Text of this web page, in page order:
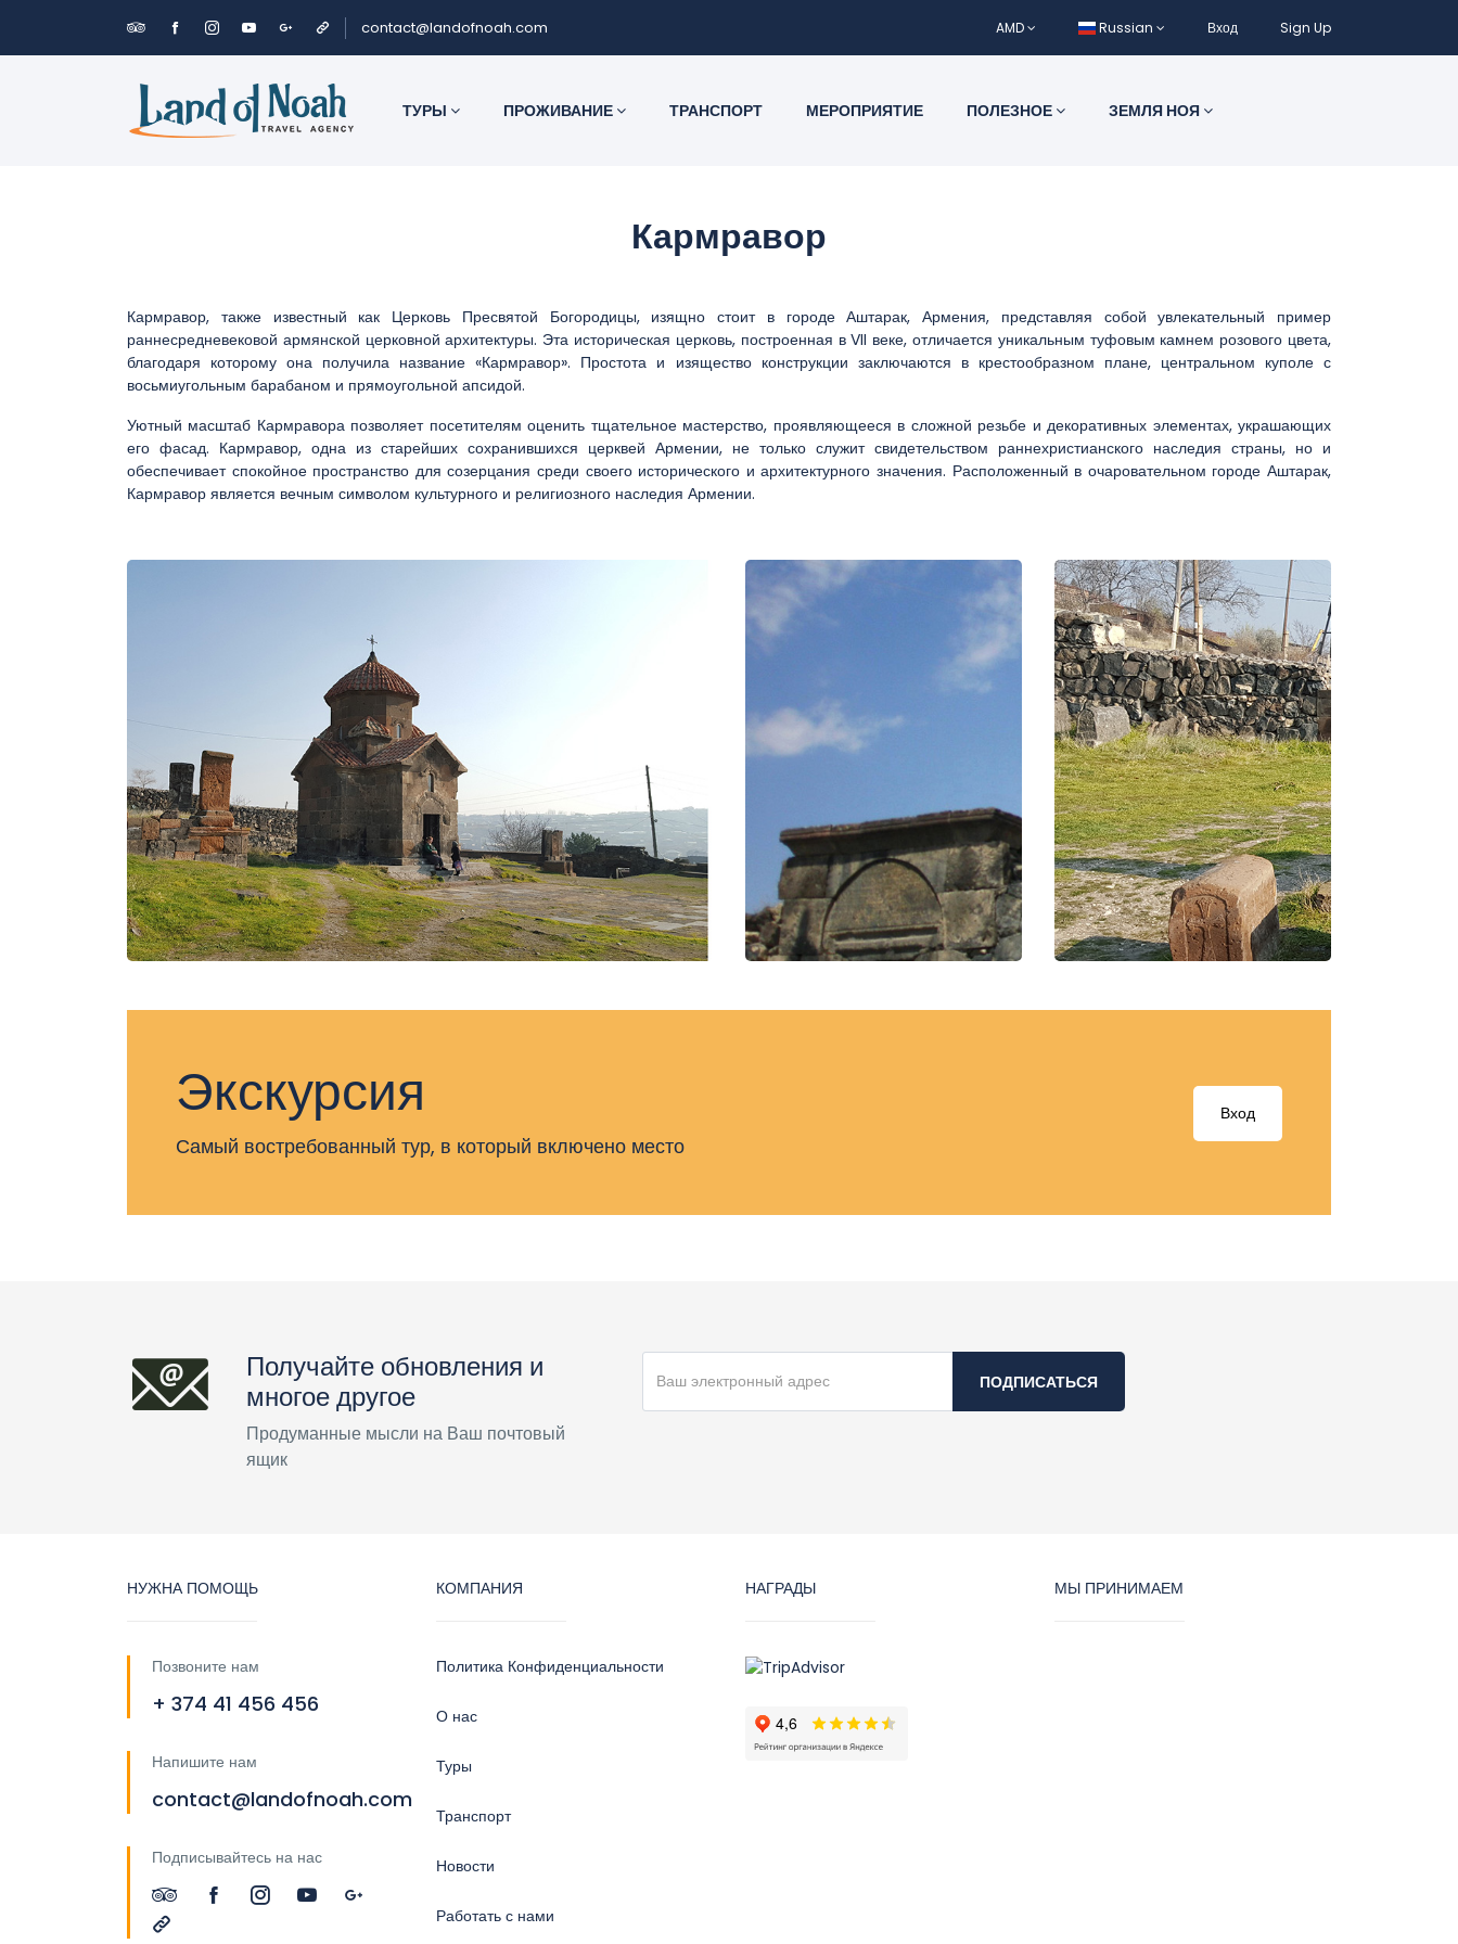
contact@landofnoah.com AMD Russian Вход Sign Up
ТУРЫ ПРОЖИВАНИЕ ТРАНСПОРТ МЕРОПРИЯТИЕ ПОЛЕЗНОЕ ЗЕМЛЯ НОЯ
Кармравор
Кармравор, также известный как Церковь Пресвятой Богородицы, изящно стоит в городе Аштарак, Армения, представляя собой увлекательный пример
раннесредневековой армянской церковной архитектуры. Эта историческая церковь, построенная в VII веке, отличается уникальным туфовым камнем розового цвета,
благодаря которому она получила название «Кармравор». Простота и изящество конструкции заключаются в крестообразном плане, центральном куполе с
восьмиугольным барабаном и прямоугольной апсидой.
Уютный масштаб Кармравора позволяет посетителям оценить тщательное мастерство, проявляющееся в сложной резьбе и декоративных элементах, украшающих
его фасад. Кармравор, одна из старейших сохранившихся церквей Армении, не только служит свидетельством раннехристианского наследия страны, но и
обеспечивает спокойное пространство для созерцания среди своего исторического и архитектурного значения. Расположенный в очаровательном городе Аштарак,
Кармравор является вечным символом культурного и религиозного наследия Армении.
Экскурсия
Самый востребованный тур, в который включено место
Вход
Получайте обновления и
многое другое
Продуманные мысли на Ваш почтовый
ящик
ПОДПИСАТЬСЯ
НУЖНА ПОМОЩЬ
Позвоните нам
+ 374 41 456 456
Напишите нам
contact@landofnoah.com
Подписывайтесь на нас
КОМПАНИЯ
Политика Конфиденциальности
О нас
Туры
Транспорт
Новости
Работать с нами
НАГРАДЫ МЫ ПРИНИМАЕМ